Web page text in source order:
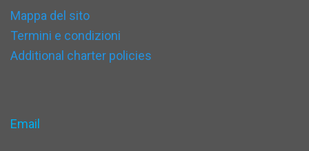
Mappa del sito
Termini e condizioni
Additional charter policies
Email